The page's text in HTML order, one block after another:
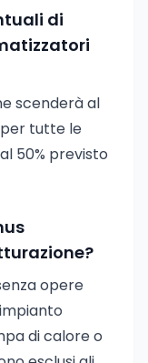
di
scenderà al
per tutte le
50% previsto
opere
di calore o